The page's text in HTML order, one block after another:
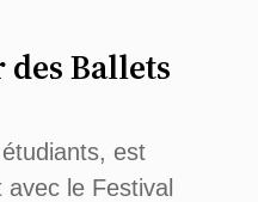
des Ballets
est
le Festival